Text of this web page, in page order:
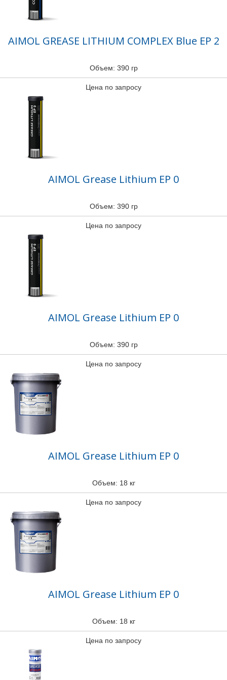
AIMOL GREASE LITHIUM COMPLEX Blue EP 2
Объем: 390 гр
Цена по запросу
AIMOL Grease Lithium EP 0
Объем: 390 гр
Цена по запросу
AIMOL Grease Lithium EP 0
Объем: 390 гр
Цена по запросу
AIMOL Grease Lithium EP 0
Объем: 18 кг
Цена по запросу
AIMOL Grease Lithium EP 0
Объем: 18 кг
Цена по запросу